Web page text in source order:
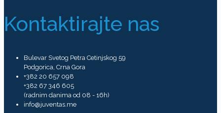
Kontaktirajte nas
Bulevar Svetog Petra Cetinjskog 59
Podgorica, Crna Gora
+382 20 657 098
+382 67 346 605
(radnim danima od 08 - 16h)
info@juventas.me